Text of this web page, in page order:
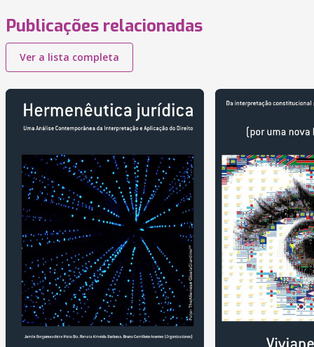
Publicações relacionadas
Ver a lista completa